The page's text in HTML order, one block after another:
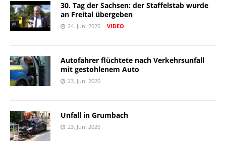
30. Tag der Sachsen: der Staffelstab wurde
an Freital übergeben
24. Juni 2020 VIDEO
Autofahrer flüchtete nach Verkehrsunfall
mit gestohlenem Auto
23. Juni 2020
Unfall in Grumbach
23. Juni 2020